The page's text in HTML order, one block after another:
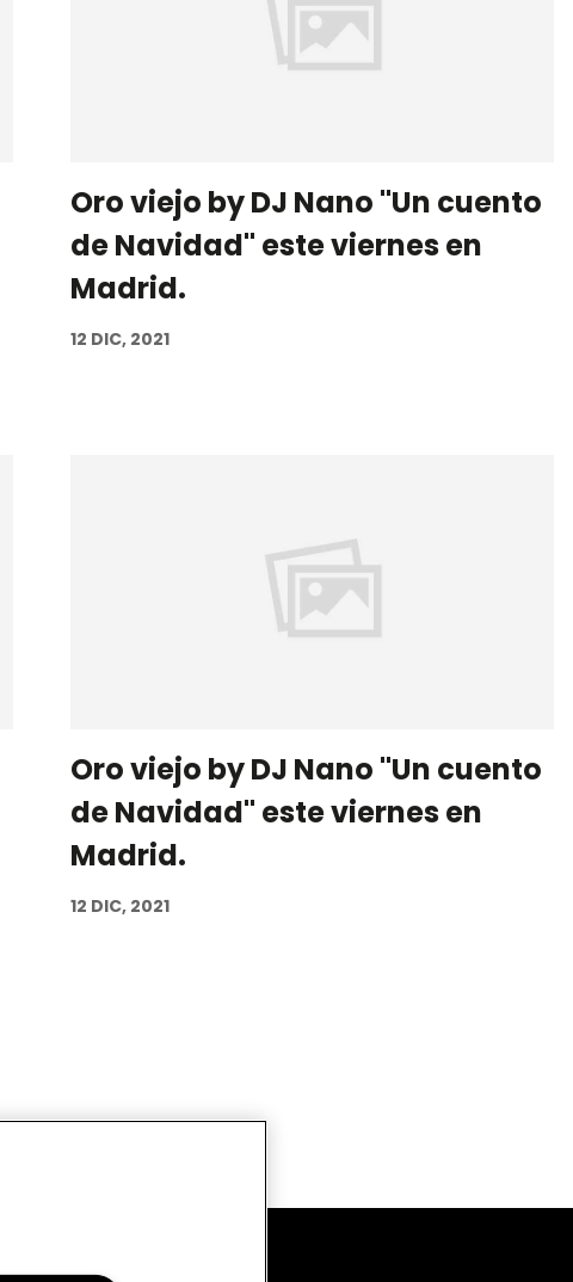
Oro viejo by DJ Nano "Un cuento
de Navidad" este viernes en
Madrid.
12 DIC, 2021
Oro viejo by DJ Nano "Un cuento
de Navidad" este viernes en
Madrid.
12 DIC, 2021